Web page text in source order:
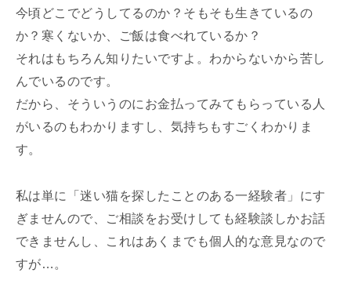
今頃どこでどうしてるのか？そもそも生きているの
か？寒くないか、ご飯は食べれているか？
それはもちろん知りたいですよ。わからないから苦し
んでいるのです。
だから、そういうのにお金払ってみてもらっている人
がいるのもわかりますし、気持ちもすごくわかりま
す。
私は単に「迷い猫を探したことのある一経験者」にす
ぎませんので、ご相談をお受けしても経験談しかお話
できませんし、これはあくまでも個人的な意見なので
すが…。